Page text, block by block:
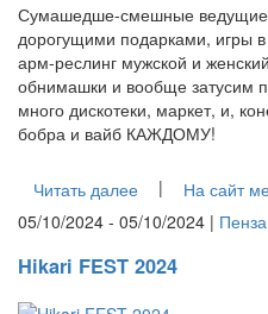
Сумашедше-смешные ведущие,
дорогущими подарками, игры
арм-реслинг мужской и
обнимашки и вообще затусим
много дискотеки, маркет, и,
бобра и вайб КАЖДОМУ!
Читать далее |
На сайт
05/10/2024 - 05/10/2024 | Пенза
Hikari FEST 2024